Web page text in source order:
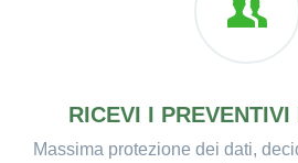
RICEVI I PREVENTIVI
Massima protezione dei dati,